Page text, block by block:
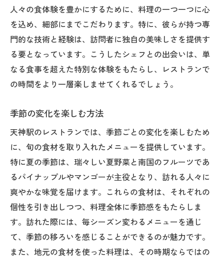
人々の食体験を豊かにするために、料理の一つ一つに心
を込め、細部にまでこだわります。特に、彼らが持つ専
門的な技術と経験は、訪問者に独自の美味しさを提供す
る要となっています。こうしたシェフとの出会いは、単
なる食事を超えた特別な体験をもたらし、レストランで
の時間をより一層楽しませてくれるでしょう。
季節の変化を楽しむ方法
天神駅のレストランでは、季節ごとの変化を楽しむため
に、旬の食材を取り入れたメニューを提供しています。
特に夏の季節は、瑞々しい夏野菜と南国のフルーツであ
るパイナップルやマンゴーが主役となり、訪れる人々に
爽やかな味覚を届けます。これらの食材は、それぞれの
個性を引き出しつつ、料理全体に季節感をもたらしま
す。訪れた際には、毎シーズン変わるメニューを通じ
て、季節の移ろいを感じることができるのが魅力です。
また、地元の食材を使った料理は、その時期ならではの